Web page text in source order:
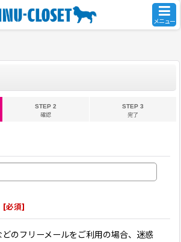
メニュー
STEP 2
確認
STEP 3
完了
[必須]
のフリーメールをご利用の場合、迷惑